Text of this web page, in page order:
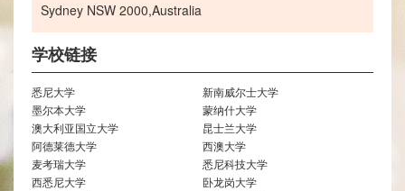
Sydney NSW 2000,Australia
学校链接
悉尼大学
新南威尔士大学
墨尔本大学
蒙纳什大学
澳大利亚国立大学
昆士兰大学
阿德莱德大学
西澳大学
麦考瑞大学
悉尼科技大学
西悉尼大学
卧龙岗大学